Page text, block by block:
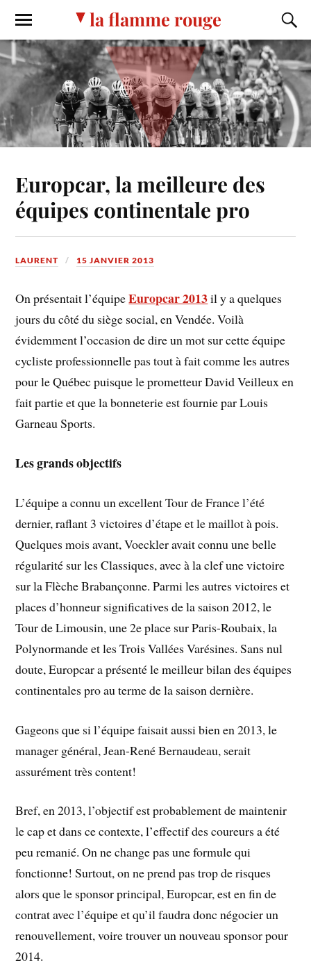
la flamme rouge
Europcar, la meilleure des
équipes continentale pro
LAURENT 15 JANVIER 2013
On présentait l’équipeEuropcar 2013il y a quelques
jours du côté du siège social, en Vendée. Voilà
évidemment l’occasion de dire un mot sur cette équipe
cycliste professionnelle pas tout à fait comme les autres
pour le Québec puisque le prometteur David Veilleux en
fait partie et que la bonneterie est fournie par Louis
Garneau Sports.
Les grands objectifs
L’équipe a connu un excellent Tour de France l’été
dernier, raflant 3 victoires d’étape et le maillot à pois.
Quelques mois avant, Voeckler avait connu une belle
régularité sur les Classiques, avec à la clef une victoire
sur la Flèche Brabançonne. Parmi les autres victoires et
places d’honneur significatives de la saison 2012, le
Tour de Limousin, une 2e place sur Paris-Roubaix, la
Polynormande et les Trois Vallées Varésines. Sans nul
doute, Europcar a présenté le meilleur bilan des équipes
continentales pro au terme de la saison dernière.
Gageons que si l’équipe faisait aussi bien en 2013, le
manager général, Jean-René Bernaudeau, serait
assurément très content!
Bref, en 2013, l’objectif est probablement de maintenir
le cap et dans ce contexte, l’effectif des coureurs a été
peu remanié. On ne change pas une formule qui
fonctionne! Surtout, on ne prend pas trop de risques
alors que le sponsor principal, Europcar, est en fin de
contrat avec l’équipe et qu’il faudra donc négocier un
renouvellement, voire trouver un nouveau sponsor pour
2014.